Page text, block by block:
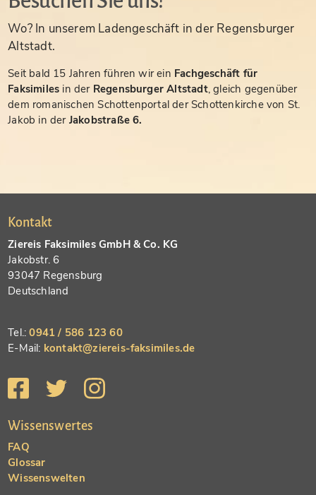
Wo? In unserem Ladengeschäft in der Regensburger
Altstadt.
Seit bald 15 Jahren führen wir ein Fachgeschäft für
Faksimiles in der Regensburger Altstadt, gleich gegenüber
dem romanischen Schottenportal der Schottenkirche von St.
Jakob in der Jakobstraße 6.
Kontakt
Ziereis Faksimiles GmbH & Co. KG
Jakobstr. 6
93047 Regensburg
Deutschland
Tel.:0941 / 586 123 60
E-Mail: kontakt@ziereis-faksimiles.de
Wissenswertes
FAQ
Glossar
Wissenswelten